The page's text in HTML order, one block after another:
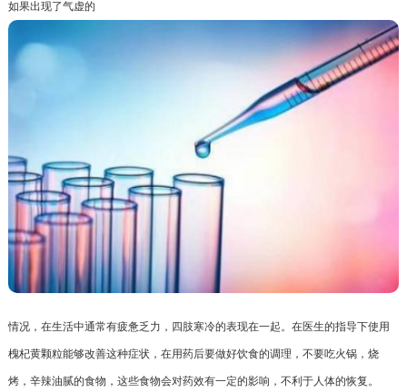
如果出现了气虚的
情况，在生活中通常有疲惫乏力，四肢寒冷的表现在一起。在医生的指导下使用
槐杞黄颗粒能够改善这种症状，在用药后要做好饮食的调理，不要吃火锅，烧
烤，辛辣油腻的食物，这些食物会对药效有一定的影响，不利于人体的恢复。